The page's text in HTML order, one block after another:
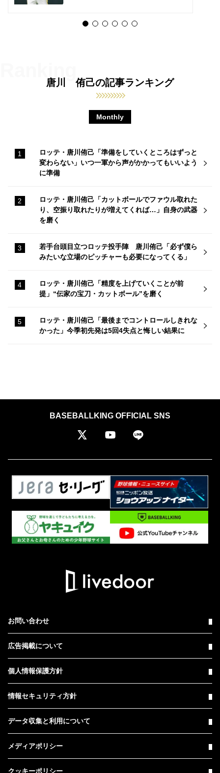
唐川 侑己の記事ランキング
Monthly
ロッテ・唐川侑己「準備をしていくところはずっと
変わらない」いつ一軍から声がかかってもいいよう
に準備
ロッテ・唐川侑己「カットボールでファウル取れた
り、空振り取れたりが増えてくれば…」自身の武器
を磨く
若手台頭目立つロッテ投手陣 唐川侑己「必ず僕ら
みたいな立場のピッチャーも必要になってくる」
ロッテ・唐川侑己「精度を上げていくことが前
提」“伝家の宝刀・カットボール”を磨く
ロッテ・唐川侑己「最後までコントロールしきれな
かった」今季初先発は5回4失点と悔しい結果に
BASEBALLKING OFFICIAL SNS
お問い合わせ
広告掲載について
個人情報保護方針
情報セキュリティ方針
データ収集と利用について
メディアポリシー
クッキーポリシー